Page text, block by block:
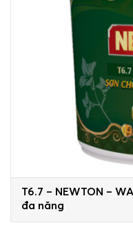
T6.7 – NEWTON –
đa năng